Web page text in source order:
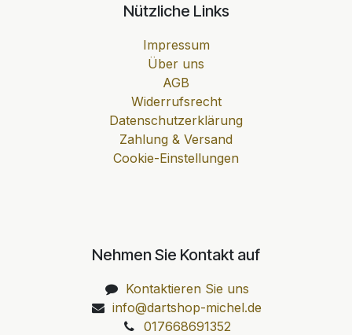
Nützliche Links
Impressum
Über uns
AGB
Widerrufsrecht
Datenschutzerklärung
Zahlung & Versand
Cookie-Einstellungen
Nehmen Sie Kontakt auf
Kontaktieren Sie uns
info@dartshop-michel.de
017668691352